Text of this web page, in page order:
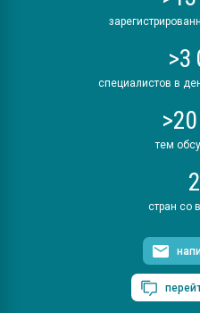
>3
специалистов в
тем
стран со